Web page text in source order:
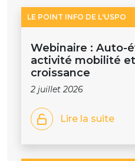
LE POINT INFO DE L'USPO
Webinaire : Auto-
activité mobilité
croissance
2 juillet 2026
Lire la suite